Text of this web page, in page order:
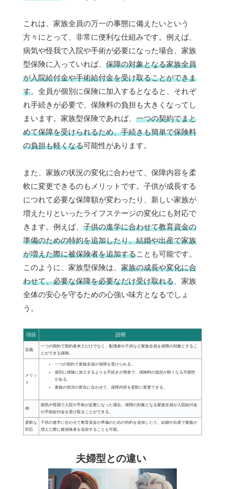
これは、家族全員の万一の事態に備えたいという
方々にとって、非常に便利な仕組みです。例えば、
病気や怪我で入院や手術が必要になった場合、家族
型保険に入っていれば、 保障の対象となる家族全員
が入院給付金や手術給付金を受け取ることができま
す。全員が個別に保険に加入するとなると、それぞ
れ手続きが必要で、保険料の負担も大きくなってし
まいます。家族型保険であれば、 一つの契約でまと
めて保障を受けられるため、手続きも簡単で保険料
の負担も軽くなる可能性があります。
また、家族の状況の変化に合わせて、保障内容を柔
軟に変更できるのもメリットです。子供が成長する
につれて必要な保障額が変わったり、新しい家族が
増えたりといったライフステージの変化にも対応で
きます。例えば、 子供の進学に合わせて教育資金の
準備のための特約を追加したり、結婚や出産で家族
が増えた際に被保険者を追加することも可能です。
このように、家族型保険は、 家族の成長や変化に合
わせて、必要な保障を必要なだけ受け取れる 、家族
全体の安心を守るための心強い味方となるでしょ
う。
項目 説明
定義
一つの契約で契約者本人だけでなく、配偶者や子供など家族全員を保障の対象とするこ
とができる保険。
メリッ
ト
一つの契約で家族全員が保障を受けられる。
個別に保険に加入するよりも手続きが簡単で、保険料の負担が軽くなる可能性
がある。
家族の状況の変化に合わせて、保障内容を柔軟に変更できる。
例
病気や怪我で入院や手術が必要になった場合、保障の対象となる家族全員が入院給付金
や手術給付金を受け取ることができる。
柔軟な
対応
子供の進学に合わせて教育資金の準備のための特約を追加したり、結婚や出産で家族が
増えた際に被保険者を追加することも可能。
夫婦型との違い